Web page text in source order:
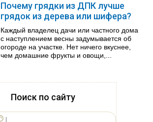
Почему грядки из ДПК лучше
грядок из дерева или шифера?
Каждый владелец дачи или частного дома
с наступлением весны задумывается об
огороде на участке. Нет ничего вкуснее,
чем домашние фрукты и овощи,...
Поиск по сайту